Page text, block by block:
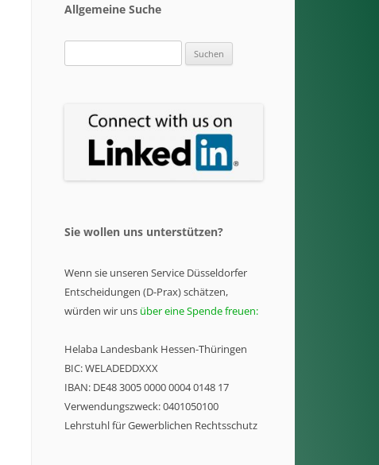
Allgemeine Suche
nach:
Sie wollen uns unterstützen?
Wenn sie unseren Service Düsseldorfer
Entscheidungen (D-Prax) schätzen,
würden wir uns über eine Spende freuen:
Helaba Landesbank Hessen-Thüringen
BIC: WELADEDDXXX
IBAN: DE48 3005 0000 0004 0148 17
Verwendungszweck: 0401050100
Lehrstuhl für Gewerblichen Rechtsschutz